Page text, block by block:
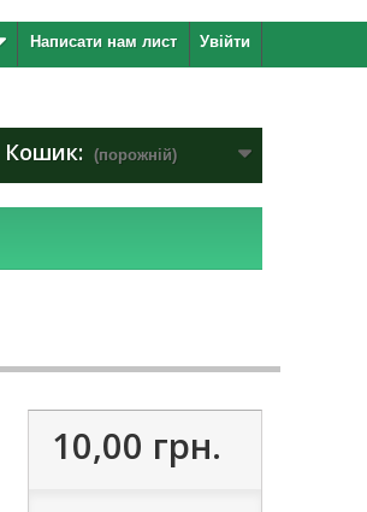
Увійти
Написати нам лист
Кошик: (порожній)
10,00 грн.